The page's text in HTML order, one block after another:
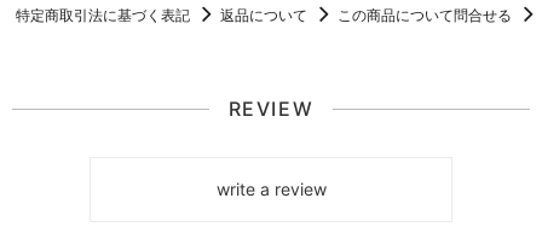
特定商取引法に基づく表記 返品について この商品について問合せる
REVIEW
write a review